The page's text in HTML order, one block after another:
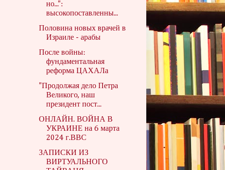
но...":
высокопоставленны...
Половина новых врачей в
Израиле - арабы
После войны:
фундаментальная
реформа ЦАХАЛа
"Продолжая дело Петра
Великого, наш
президент пост...
ОНЛАЙН. ВОЙНА В
УКРАИНЕ на 6 марта
2024 г.ВВС
ЗАПИСКИ ИЗ
ВИРТУАЛЬНОГО